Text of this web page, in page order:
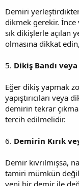
Demiri
dikmek gerekir. İnce
sık dikişlerle açılan
olmasına dikkat
5. Dikiş Bandı veya
Eğer dikiş yapmak
yapıştırıcıları veya
demirin tekrar
tercih edilmelidir.
6. Demirin Kırık
Demir kıvrılmışsa,
tamiri mümkün
yeni bir demir ile